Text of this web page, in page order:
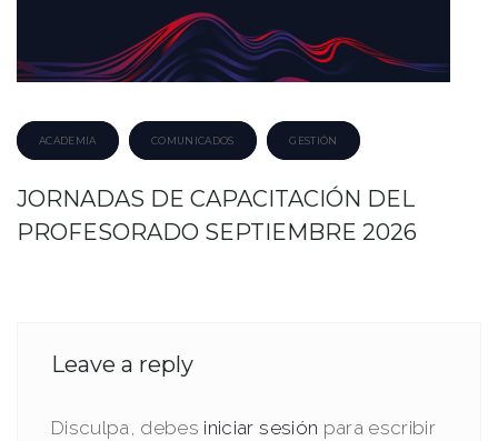
ACADEMIA COMUNICADOS GESTIÓN
JORNADAS DE CAPACITACIÓN DEL
PROFESORADO SEPTIEMBRE 2026
Leave a reply
Disculpa, debes iniciar sesión para escribir